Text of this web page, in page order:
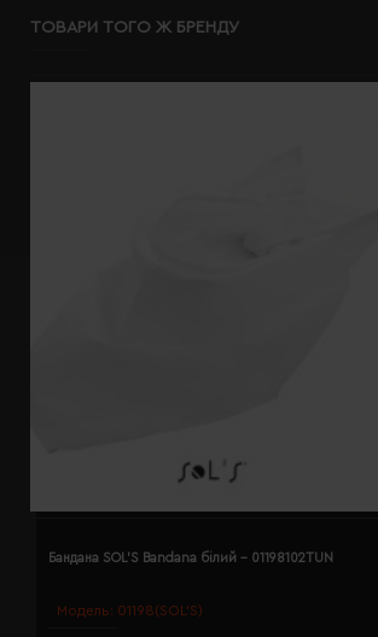
ТОВАРИ ТОГО Ж БРЕНДУ
Модель: 01198(SOL’S)
Бандана SOL'S Bandana білий - 01198102TUN